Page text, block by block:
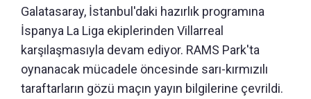
Galatasaray, İstanbul'daki hazırlık programına
İspanya La Liga ekiplerinden Villarreal
karşılaşmasıyla devam ediyor. RAMS Park'ta
oynanacak mücadele öncesinde sarı-kırmızılı
taraftarların gözü maçın yayın bilgilerine çevrildi.